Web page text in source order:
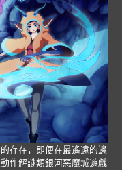
存在，即便在最遙遠的邊
作解謎類銀河惡魔城遊戲